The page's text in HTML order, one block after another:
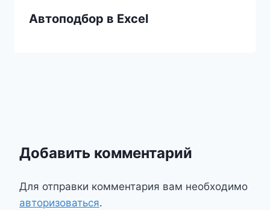
Автоподбор в Excel
Добавить комментарий
Для отправки комментария вам необходимо
авторизоваться.